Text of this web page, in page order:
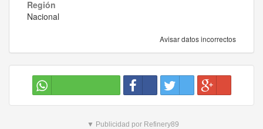
Región
Nacional
Avisar datos incorrectos
▼ Publicidad por Refinery89